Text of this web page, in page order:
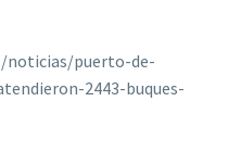
noticias/puerto-de-
2443-buques-